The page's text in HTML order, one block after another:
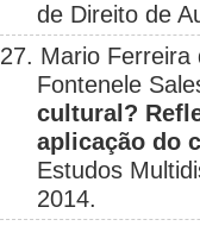
de Direito de
27. Mario Ferreira
Fontenele
cultural?
aplicação do
Estudos
2014.